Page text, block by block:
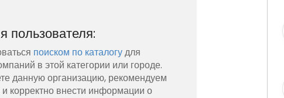
пользователя:
поиском по каталогудля
в этой категории или городе.
данную организацию, рекомендуем
корректно внести информации о